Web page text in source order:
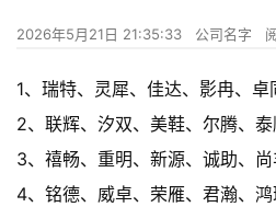
2026年5月21日 21:35:33 公司名字
1、瑞特、灵犀、佳达、影冉、卓
2、联辉、汐双、美鞋、尔腾、
3、禧畅、重明、新源、诚助、尚
4、铭德、威卓、荣雁、君瀚、